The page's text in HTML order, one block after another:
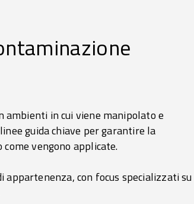
ambienti in cui viene manipolato e
guida chiave per garantire la
vengono applicate.
con focus specializzati su